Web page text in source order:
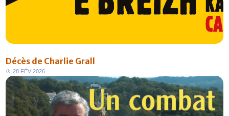
Décès de Charlie Grall
28 FÉV 2026